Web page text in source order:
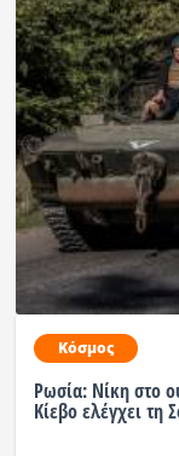
Κόσμος
Ρωσία: Νίκη στο
Κίεβο ελέγχει τη